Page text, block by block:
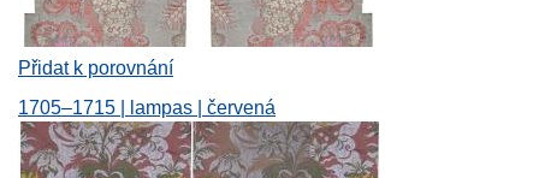
Přidat k porovnání
1705–1715 | lampas | červená